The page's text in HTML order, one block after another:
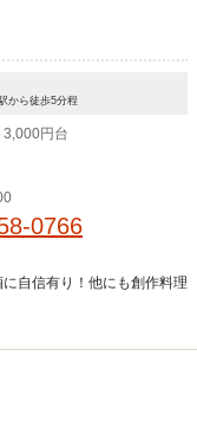
から徒歩5分程
3,000円台
0766
自信有り！他にも創作料理